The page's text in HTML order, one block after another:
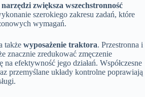
zwiększa wszechstronność
szerokiego zakresu zadań, które
wymagań.
także wyposażenie traktora. Przestronna i
znacznie zredukować zmęczenie
na efektywność jego działań. Współczesne
przemyślane układy kontrolne poprawiają